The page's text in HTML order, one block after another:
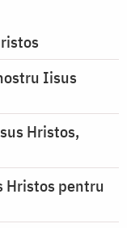
Iisus
Hristos,
Hristos pentru